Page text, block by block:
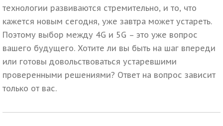
технологии развиваются стремительно, и то, что
кажется новым сегодня, уже завтра может устареть.
Поэтому выбор между 4G и 5G – это уже вопрос
вашего будущего. Хотите ли вы быть на шаг впереди
или готовы довольствоваться устаревшими
проверенными решениями? Ответ на вопрос зависит
только от вас.